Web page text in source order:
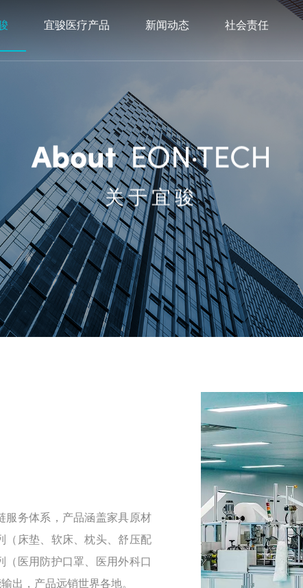
宜骏医疗产品 新闻动态 社会责任
About EON·TECH
关于宜骏
服务体系，产品涵盖家具原材
（床垫、软床、枕头、舒压配
医用防护口罩、医用外科口
出，产品远销世界各地。